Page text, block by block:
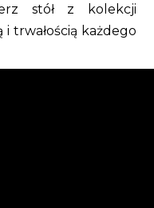
stół z kolekcji
trwałością każdego